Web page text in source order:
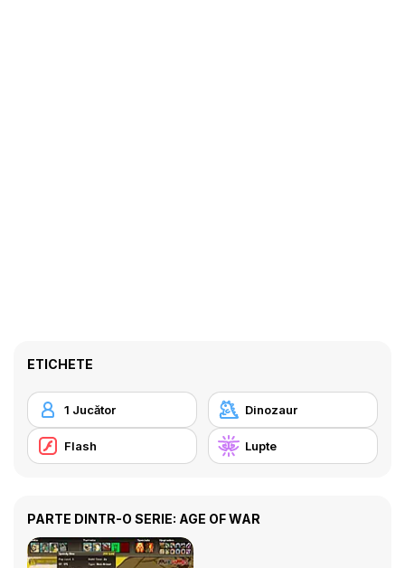
ETICHETE
1 Jucător Dinozaur
Flash Lupte
PARTE DINTR-O SERIE: AGE OF WAR